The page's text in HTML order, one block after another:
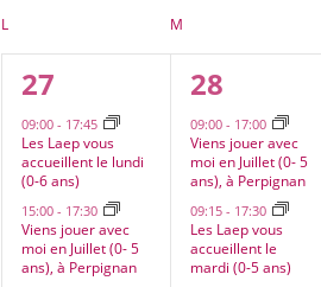
clé.
Calendrier
de
Évènements
L M
2
évènements,
27
09:00- 17:45
Les Laep vous
accueillent le lundi
(0-6 ans)
15:00- 17:30
Viens jouer avec
moi en Juillet (0- 5
ans), à Perpignan
3
28
09:00 - 17:00
Viens jouer avec
moi en Juillet (0- 5
ans), à Perpignan
09:15 - 17:30
Les Laep vous
accueillent le
mardi (0-5 ans)